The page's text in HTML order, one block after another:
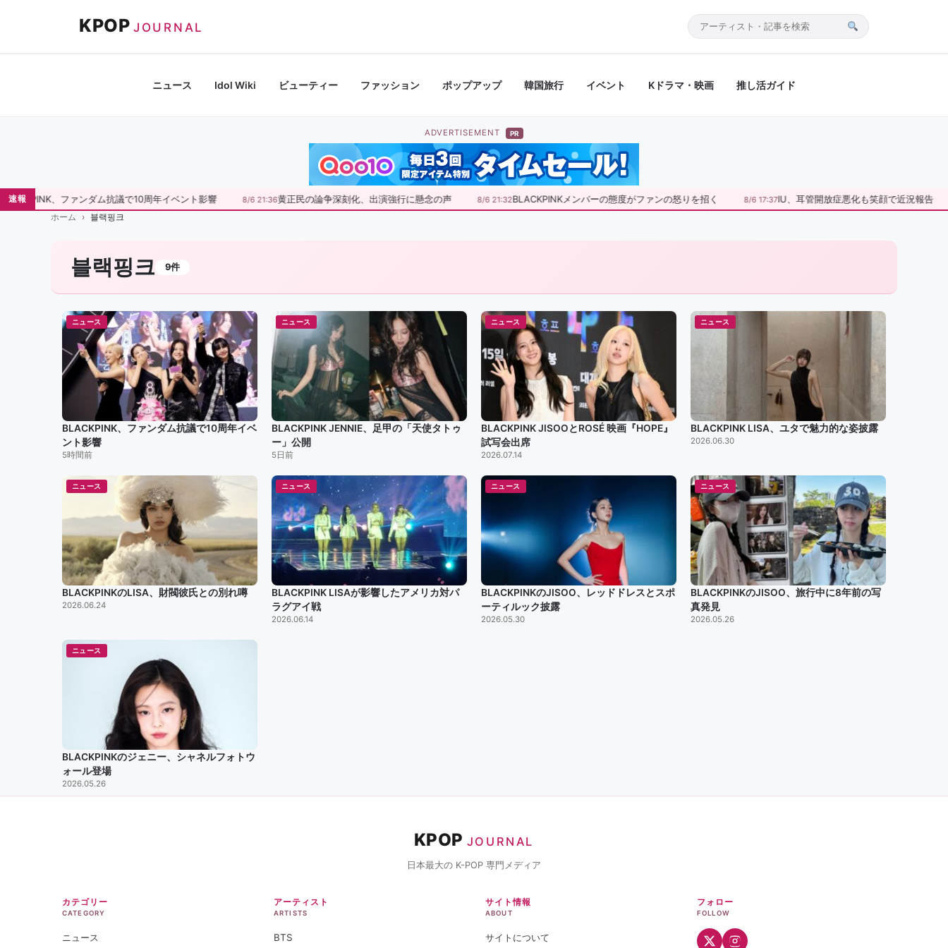
KPOP JOURNAL
サ
内
ニュース Idol Wiki ビューティー ファッション ポップアップ 韓国旅行 イベント Kドラマ・映画 推し活ガイド
ADVERTISEMENT PR
速報 、ファンダム抗議で10周年イベント影響 8/6 21:36黄正民の論争深刻化、出演強行に懸念の声 8/6 21:32BLACKPINKメンバーの態度がファンの怒りを招く 8/6 17:37IU、耳管開放症悪化も笑顔で近況報告
ホーム 블랙핑크
블랙핑크 9件
ニュース
BLACKPINK、ファンダム抗議で10周年イベ
ント影響
5時間前
ニュース
BLACKPINK JENNIE、足甲の「天使タトゥ
ー」公開
5日前
ニュース
BLACKPINK JISOOとROSÉ 映画『HOPE』
試写会出席
2026.07.14
ニュース
BLACKPINK LISA、ユタで魅力的な姿披露
2026.06.30
ニュース
BLACKPINKのLISA、財閥彼氏との別れ噂
2026.06.24
ニュース
BLACKPINK LISAが影響したアメリカ対パ
ラグアイ戦
2026.06.14
ニュース
BLACKPINKのJISOO、レッドドレスとスポ
ーティルック披露
2026.05.30
ニュース
BLACKPINKのJISOO、旅行中に8年前の写
真発見
2026.05.26
ニュース
BLACKPINKのジェニー、シャネルフォトウ
ォール登場
2026.05.26
KPOP JOURNAL
日本最大の K-POP 専門メディア
カテゴリー
CATEGORY
ニュース
アーティスト
ARTISTS
BTS
サイト情報
ABOUT
サイトについて
フォロー
FOLLOW